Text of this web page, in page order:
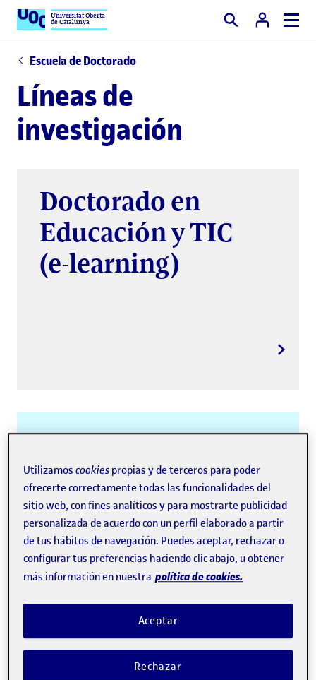
Universitat Oberta
de Catalunya Buscar
Escuela de Doctorado
Líneas de
investigación
Doctorado en
Educación y TIC
(e-learning)
Doctorado en
Tecnologías de la
Información y de
Redes
Utilizamoscookies propias y de terceros para poder
ofrecerte correctamente todas las funcionalidades del
sitio web, con fines analíticos y para mostrarte publicidad
personalizada de acuerdo con un perfil elaborado a partir
de tus hábitos de navegación. Puedes aceptar, rechazar o
configurar tus preferencias haciendo clic abajo, u obtener
más información en nuestra política de cookies.
Rechazar
Aceptar